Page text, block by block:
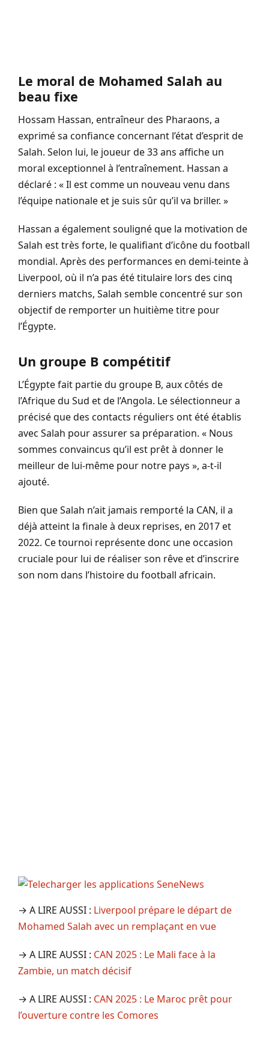
Le moral de Mohamed Salah au
beau fixe
Hossam Hassan, entraîneur des Pharaons, a
exprimé sa confiance concernant l’état d’esprit de
Salah. Selon lui, le joueur de 33 ans affiche un
moral exceptionnel à l’entraînement. Hassan a
déclaré : « Il est comme un nouveau venu dans
l’équipe nationale et je suis sûr qu’il va briller. »
Hassan a également souligné que la motivation de
Salah est très forte, le qualifiant d’icône du football
mondial. Après des performances en demi-teinte à
Liverpool, où il n’a pas été titulaire lors des cinq
derniers matchs, Salah semble concentré sur son
objectif de remporter un huitième titre pour
l’Égypte.
Un groupe B compétitif
L’Égypte fait partie du groupe B, aux côtés de
l’Afrique du Sud et de l’Angola. Le sélectionneur a
précisé que des contacts réguliers ont été établis
avec Salah pour assurer sa préparation. « Nous
sommes convaincus qu’il est prêt à donner le
meilleur de lui-même pour notre pays », a-t-il
ajouté.
Bien que Salah n’ait jamais remporté la CAN, il a
déjà atteint la finale à deux reprises, en 2017 et
2022. Ce tournoi représente donc une occasion
cruciale pour lui de réaliser son rêve et d’inscrire
son nom dans l’histoire du football africain.
→ A LIRE AUSSI : Liverpool prépare le départ de
Mohamed Salah avec un remplaçant en vue
→ A LIRE AUSSI : CAN 2025 : Le Mali face à la
Zambie, un match décisif
→ A LIRE AUSSI : CAN 2025 : Le Maroc prêt pour
l’ouverture contre les Comores